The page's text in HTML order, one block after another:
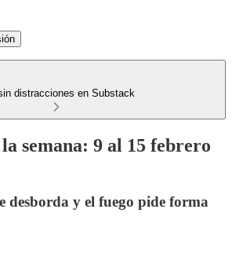
distracciones en Substack
semana: 9 al 15 febrero
desborda y el fuego pide forma